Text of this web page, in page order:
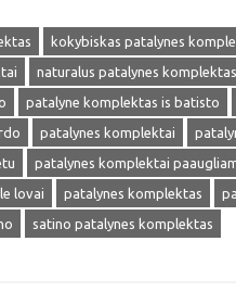
kokybiskas patalynes
naturalus patalynes komplektas
patalyne komplektas is batisto
patalynes komplektai
patalynes komplektai
lovai
patalynes komplektas
satino patalynes komplektas